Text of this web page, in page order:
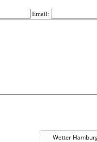
Email:
Wetter